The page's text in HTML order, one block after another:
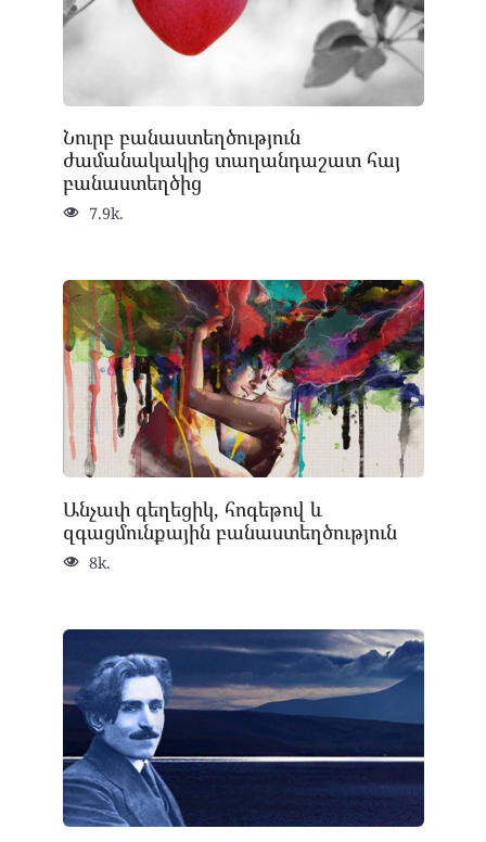
Նուրբ բանաստեղծություն
ժամանակակից տաղանդաշատ հայ
բանաստեղծից
7.9k.
Անչափ գեղեցիկ, հոգեթով և
զգացմունքային բանաստեղծություն
8k.